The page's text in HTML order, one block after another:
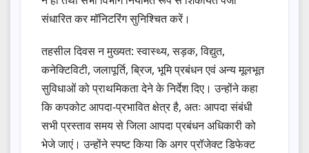
संधारित कर मॉनिटरिंग सुनिश्चित करें।
तहसील दिवस न मुख्यत: स्वास्थ्य, सड़क, विद्युत,
कनेक्टिविटी, जलापूर्ति, ब्रिज, भूमि प्रबंधन एवं अन्य मूलभूत
सुविधाओं को प्राथमिकता देने के निर्देश दिए। उन्होंने कहा
कि कपकोट आपदा-प्रभावित क्षेत्र है, अतः आपदा संबंधी
सभी प्रस्ताव समय से जिला आपदा प्रबंधन अधिकारी को
भेजे जाएं। उन्होंने स्पष्ट किया कि अगर प्रॉजेक्ट डिफेक्ट